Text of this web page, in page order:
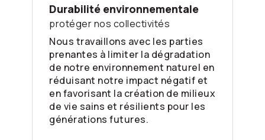
Durabilité environnementale
protéger nos collectivités
Nous travaillons avec les parties
prenantes à limiter la dégradation
de notre environnement naturel en
réduisant notre impact négatif et
en favorisant la création de milieux
de vie sains et résilients pour les
générations futures.